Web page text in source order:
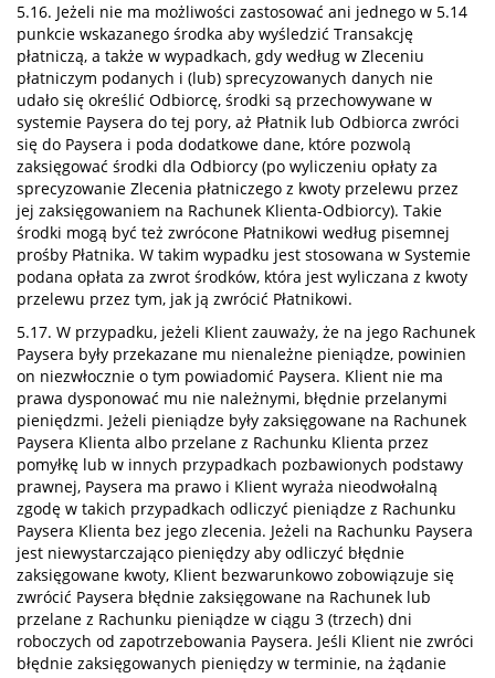
5.16. Jeżeli nie ma możliwości zastosować ani jednego w 5.14
punkcie wskazanego środka aby wyśledzić Transakcję
płatniczą, a także w wypadkach, gdy według w Zleceniu
płatniczym podanych i (lub) sprecyzowanych danych nie
udało się określić Odbiorcę, środki są przechowywane w
systemie Paysera do tej pory, aż Płatnik lub Odbiorca zwróci
się do Paysera i poda dodatkowe dane, które pozwolą
zaksięgować środki dla Odbiorcy (po wyliczeniu opłaty za
sprecyzowanie Zlecenia płatniczego z kwoty przelewu przez
jej zaksięgowaniem na Rachunek Klienta-Odbiorcy). Takie
środki mogą być też zwrócone Płatnikowi według pisemnej
prośby Płatnika. W takim wypadku jest stosowana w Systemie
podana opłata za zwrot środków, która jest wyliczana z kwoty
przelewu przez tym, jak ją zwrócić Płatnikowi.
5.17. W przypadku, jeżeli Klient zauważy, że na jego Rachunek
Paysera były przekazane mu nienależne pieniądze, powinien
on niezwłocznie o tym powiadomić Paysera. Klient nie ma
prawa dysponować mu nie należnymi, błędnie przelanymi
pieniędzmi. Jeżeli pieniądze były zaksięgowane na Rachunek
Paysera Klienta albo przelane z Rachunku Klienta przez
pomyłkę lub w innych przypadkach pozbawionych podstawy
prawnej, Paysera ma prawo i Klient wyraża nieodwołalną
zgodę w takich przypadkach odliczyć pieniądze z Rachunku
Paysera Klienta bez jego zlecenia. Jeżeli na Rachunku Paysera
jest niewystarczająco pieniędzy aby odliczyć błędnie
zaksięgowane kwoty, Klient bezwarunkowo zobowiązuje się
zwrócić Paysera błędnie zaksięgowane na Rachunek lub
przelane z Rachunku pieniądze w ciągu 3 (trzech) dni
roboczych od zapotrzebowania Paysera. Jeśli Klient nie zwróci
błędnie zaksięgowanych pieniędzy w terminie, na żądanie